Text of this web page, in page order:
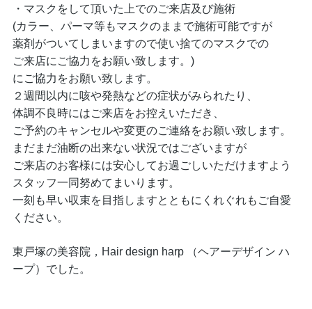
・マスクをして頂いた上でのご来店及び施術
(カラー、パーマ等もマスクのままで施術可能ですが
薬剤がついてしまいますので使い捨てのマスクでの
ご来店にご協力をお願い致します。)
にご協力をお願い致します。
２週間以内に咳や発熱などの症状がみられたり、
体調不良時にはご来店をお控えいただき、
ご予約のキャンセルや変更のご連絡をお願い致します。
まだまだ油断の出来ない状況ではございますが
ご来店のお客様には安心してお過ごしいただけますよう
スタッフ一同努めてまいります。
一刻も早い収束を目指しますとともにくれぐれもご自愛
ください。
東戸塚の美容院，Hair design harp （ヘアーデザイン ハ
ープ）でした。